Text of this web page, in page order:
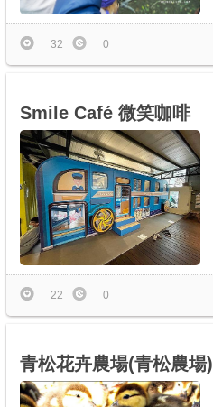
32 0
Smile Café 微笑咖啡
22 0
青松花卉農場(青松農場)